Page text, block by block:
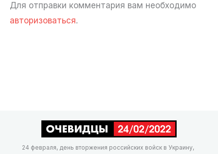
Для отправки комментария вам необходимо
авторизоваться.
24 февраля, день вторжения российских войск в Украину,